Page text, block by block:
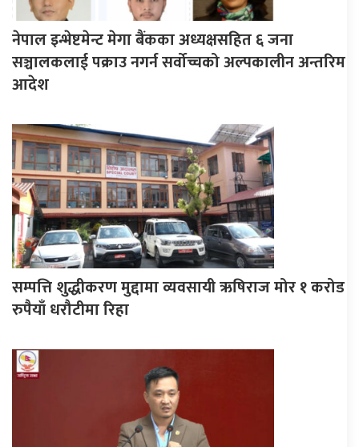
नेपाल इन्भेष्टमेन्ट मेगा बैंकका अध्यक्षसहित ६ जना
सञ्चालकलाई पक्राउ नगर्न सर्वोच्चको अल्पकालीन अन्तरिम
आदेश
सम्पत्ति शुद्धीकरण मुद्दामा व्यवसायी ऋषिराज मोर १ करोड
रुपैयाँ धरौटीमा रिहा